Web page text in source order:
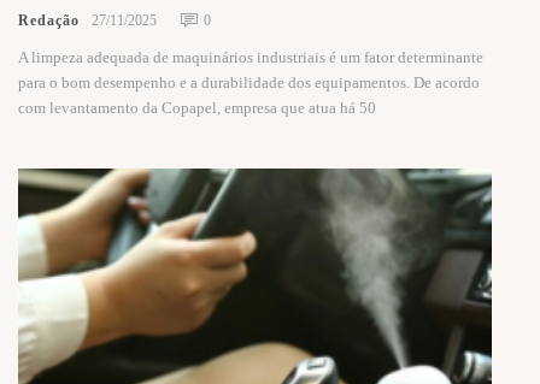
Redação 27/11/2025 0
A limpeza adequada de maquinários industriais é um fator determinante
para o bom desempenho e a durabilidade dos equipamentos. De acordo
com levantamento da Copapel, empresa que atua há 50